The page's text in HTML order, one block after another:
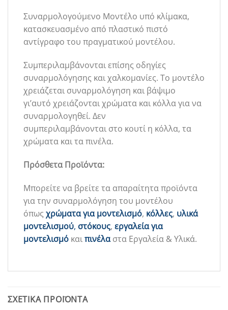
Συναρμολογούμενο Μοντέλο υπό κλίμακα,
κατασκευασμένο από πλαστικό πιστό
αντίγραφο του πραγματικού μοντέλου.
Συμπεριλαμβάνονται επίσης οδηγίες
συναρμολόγησης και χαλκομανίες. Το μοντέλο
χρειάζεται συναρμολόγηση και βάψιμο
γι’αυτό χρειάζονται χρώματα και κόλλα για να
συναρμολογηθεί. Δεν
συμπεριλαμβάνονται στο κουτί η κόλλα, τα
χρώματα και τα πινέλα.
Πρόσθετα Προϊόντα:
Μπορείτε να βρείτε τα απαραίτητα προϊόντα
για την συναρμολόγηση του μοντέλου
όπως χρώματα για μοντελισμό, κόλλες, υλικά
μοντελισμού, στόκους, εργαλεία για
μοντελισμό καιπινέλαστα Εργαλεία & Υλικά.
ΣΧΕΤΙΚΆ ΠΡΟΪΌΝΤΑ